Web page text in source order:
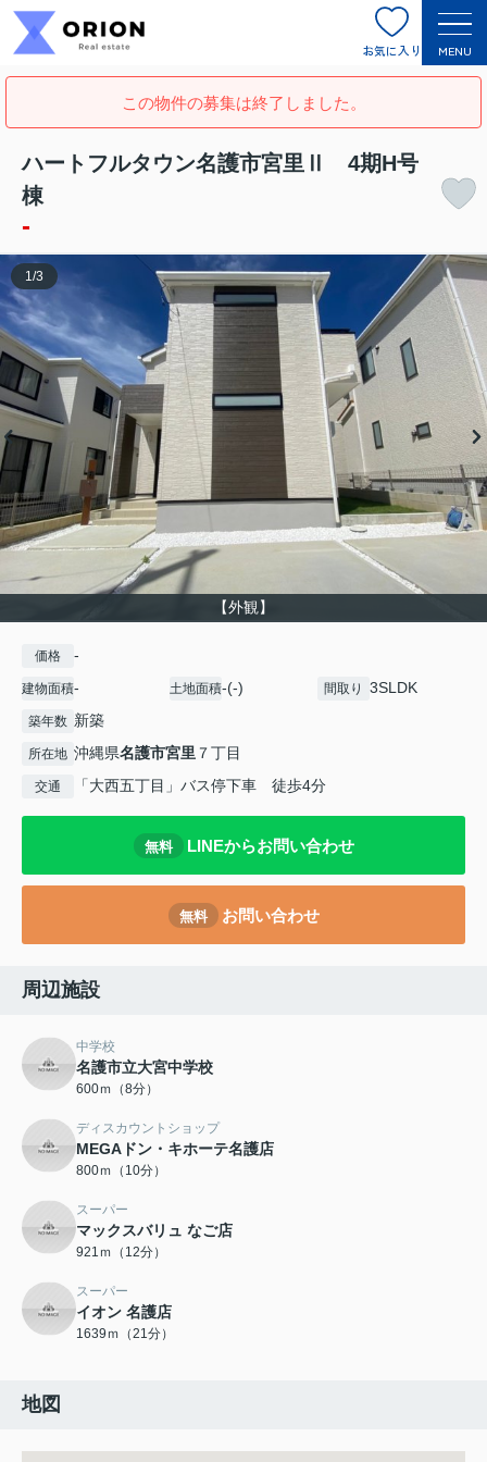
お気に入り MENU
この物件の募集は終了しました。
ハートフルタウン名護市宮里Ⅱ 4期H号
棟
-
【外観】
1 /3
価格 -
建物面積- 土地面積-(-) 間取り 3SLDK
築年数 新築
所在地 沖縄県名護市宮里 ７丁目
交通 「大西五丁目」バス停下車 徒歩4分
無料 LINEからお問い合わせ
無料 お問い合わせ
周辺施設
中学校
名護市立大宮中学校
600ｍ（8分）
ディスカウントショップ
MEGAドン・キホーテ名護店
800ｍ（10分）
スーパー
マックスバリュ なご店
921ｍ（12分）
スーパー
イオン 名護店
1639ｍ（21分）
地図